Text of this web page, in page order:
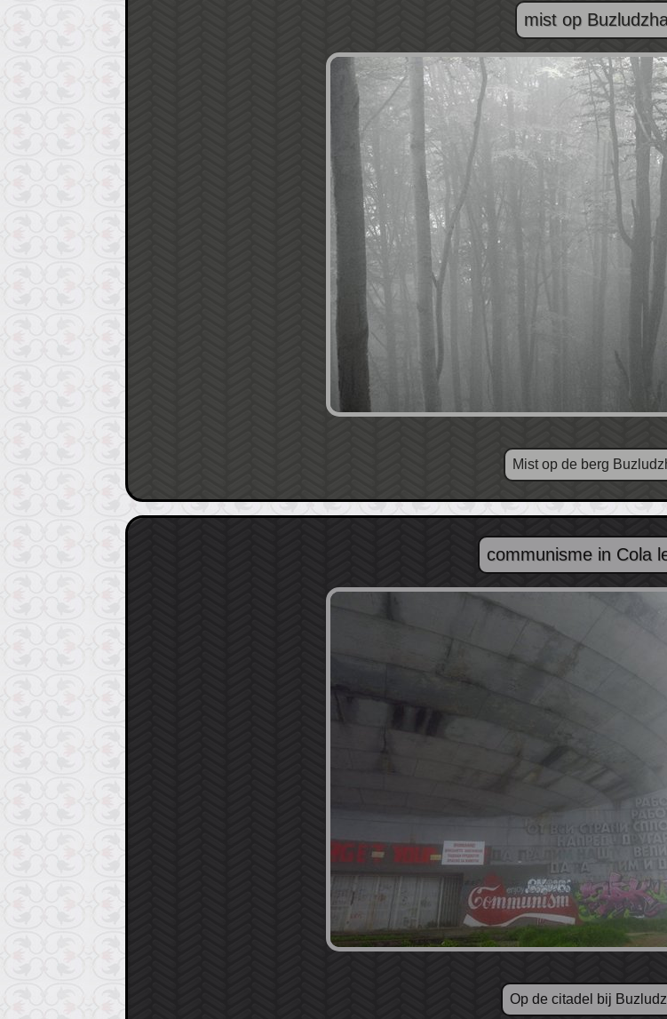
mist op
Mist op de berg
communisme in Cola
Op de citadel bij